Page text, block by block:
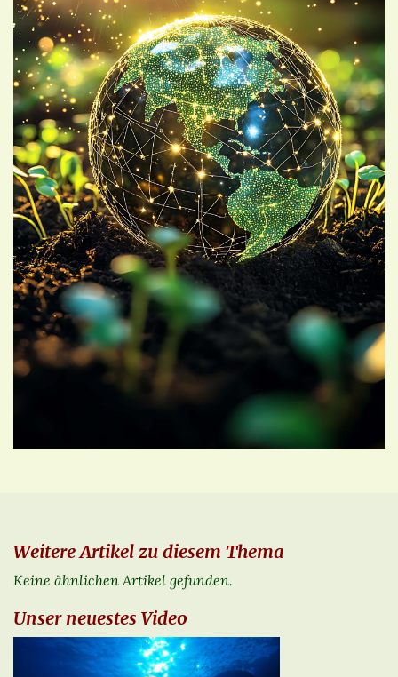
Weitere Artikel zu diesem Thema
Keine ähnlichen Artikel gefunden.
Unser neuestes Video